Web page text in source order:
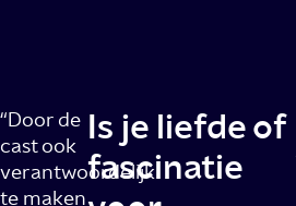
“Door de
cast ook
verantwoordelijk
te maken
Is je liefde of
fascinatie